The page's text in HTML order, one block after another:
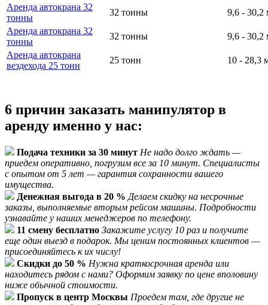
Аренда автокрана 32
тонны
32 тонны
9,6 - 30,2
Аренда автокрана 32
тонны
32 тонны
9,6 - 30,2
Аренда автокрана
вездехода 25 тонн
25 тонн 10 - 28,3
6 причин заказать манипулятор в
аренду именно у нас:
Подача техники за 30 минут Не надо долго ждать —
приедем оперативно, погрузим все за 10 минут. Специалисты
с опытом от 5 лет — гарантия сохранности вашего
имущества.
Денежная выгода в 20 % Делаем скидку на несрочные
заказы, выполняемые вторым рейсом машины. Подробности
узнавайте у наших менеджеров по телефону.
11 смену бесплатно Закажите услугу 10 раз и получите
еще один выезд в подарок. Мы ценим постоянных клиентов —
присоединяйтесь к их числу!
Скидки до 50 % Нужна краткосрочная аренда или
находитесь рядом с нами? Оформим заявку по цене вполовину
ниже обычной стоимости.
Пропуск в центр Москвы Проедем там, где другие не